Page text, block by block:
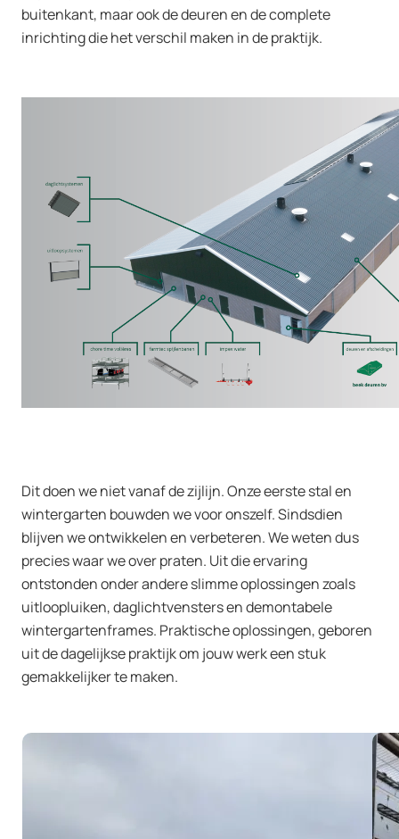
buitenkant, maar ook de deuren en de complete
inrichting die het verschil maken in de praktijk.
Dit doen we niet vanaf de zijlijn. Onze eerste stal en
wintergarten bouwden we voor onszelf. Sindsdien
blijven we ontwikkelen en verbeteren. We weten dus
precies waar we over praten. Uit die ervaring
ontstonden onder andere slimme oplossingen zoals
uitloopluiken, daglichtvensters en demontabele
wintergartenframes. Praktische oplossingen, geboren
uit de dagelijkse praktijk om jouw werk een stuk
gemakkelijker te maken.